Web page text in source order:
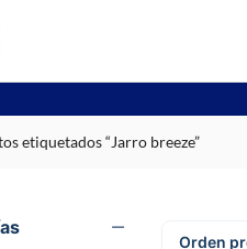
etiquetados “Jarro breeze”